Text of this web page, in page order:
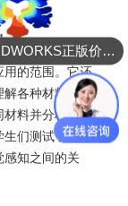
的范围。它还
各种材料的机
料并分析其机
们测试了人造
感知之间的关
SOLIDWORKS正版价格？